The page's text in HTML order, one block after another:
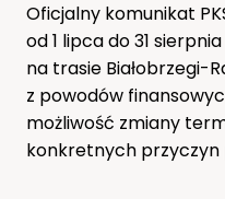
Oficjalny komunikat
od 1 lipca do 31
na trasie Białobrzegi-
z powodów
możliwość zmiany
konkretnych